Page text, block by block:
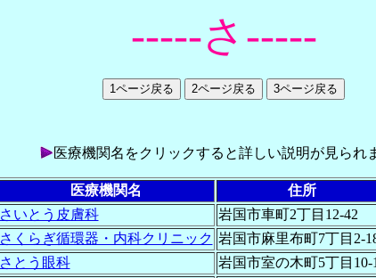
-----さ-----
医療機関名をクリックすると詳しい説明が見られ
医療機関名 住所
さいとう皮膚科
岩国市車町2丁目12-42
さくらぎ循環器・内科クリニック 岩国市麻里布町7丁目2-
さとう眼科
岩国市室の木町5丁目10-